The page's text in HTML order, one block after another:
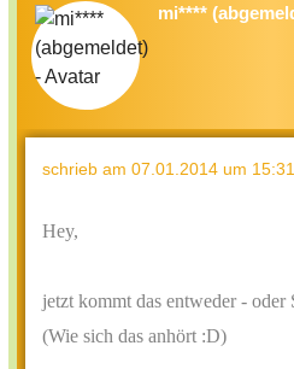
mi****
schrieb am 07.01.2014 um
Hey,
jetzt kommt das entweder - oder
(Wie sich das anhört :D)